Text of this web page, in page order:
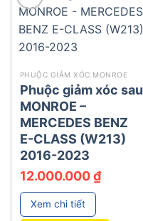
add
PHUỘC GIẢM XÓC MONROE
Phuộc giảm xóc sau
MONROE –
MERCEDES BENZ
E-CLASS (W213)
2016-2023
12.000.000₫
Xem chi tiết